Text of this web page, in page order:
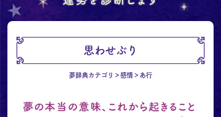
思わせぶり
夢辞典カテゴリ 感情 あ行